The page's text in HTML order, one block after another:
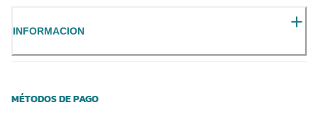
INFORMACION
MÉTODOS DE PAGO